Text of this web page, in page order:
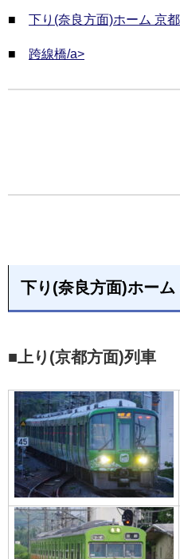
■ 下り(奈良方面)ホーム 京
■ 跨線橋/a>
下り(奈良方面)ホーム
■上り(京都方面)列車